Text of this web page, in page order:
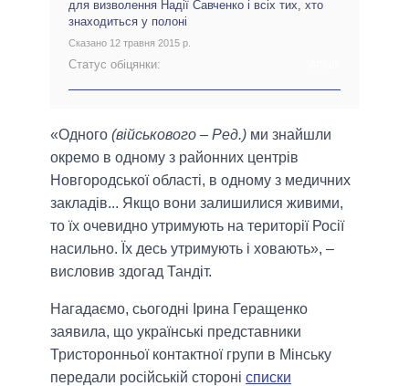
для визволення Надії Савченко і всіх тих, хто
знаходиться у полоні
Сказано 12 травня 2015 р.
Статус обіцянки:
«Одного (військового – Ред.) ми знайшли
окремо в одному з районних центрів
Новгородської області, в одному з медичних
закладів... Якщо вони залишилися живими,
то їх очевидно утримують на території Росії
насильно. Їх десь утримують і ховають», –
висловив здогад Тандіт.
Нагадаємо, сьогодні Ірина Геращенко
заявила, що українські представники
Тристоронньої контактної групи в Мінську
передали російській стороні списки